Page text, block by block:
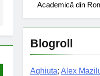
Academică din
Blogroll
Aghiuta;Alex